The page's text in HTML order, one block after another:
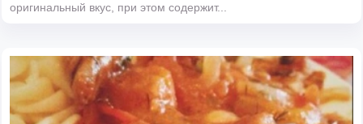
оригинальный вкус, при этом содержит...